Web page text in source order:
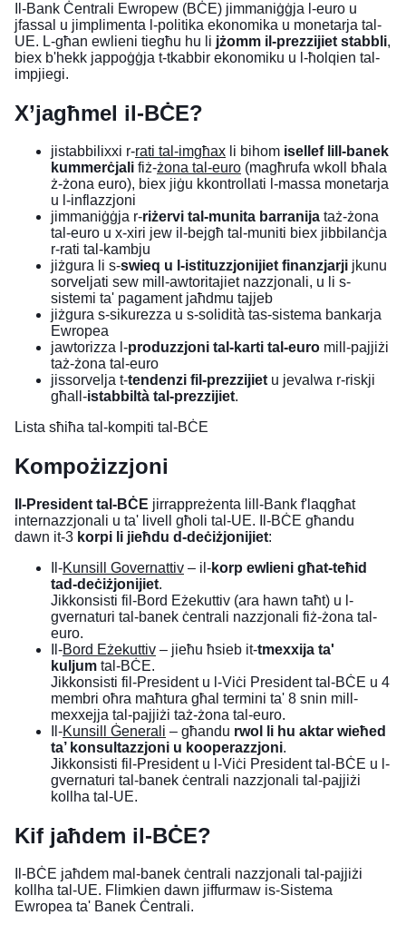
Il-Bank Ċentrali Ewropew (BĊE) jimmaniġġja l-euro u
jfassal u jimplimenta l-politika ekonomika u monetarja tal-
UE. L-għan ewlieni tiegħu hu li jżomm il-prezzijiet stabbli,
biex b'hekk jappoġġja t-tkabbir ekonomiku u l-ħolqien tal-
impjiegi.
X’jagħmel il-BĊE?
jistabbilixxi r-rati tal-imgħax li bihom isellef lill-banek
kummerċjali fiż-żona tal-euro (magħrufa wkoll bħala
ż-żona euro), biex jiġu kkontrollati l-massa monetarja
u l-inflazzjoni
jimmaniġġja r-riżervi tal-munita barranija taż-żona
tal-euro u x-xiri jew il-bejgħ tal-muniti biex jibbilanċja
r-rati tal-kambju
jiżgura li s-swieq u l-istituzzjonijiet finanzjarji jkunu
sorveljati sew mill-awtoritajiet nazzjonali, u li s-
sistemi ta' pagament jaħdmu tajjeb
jiżgura s-sikurezza u s-solidità tas-sistema bankarja
Ewropea
jawtorizza l-produzzjoni tal-karti tal-euro mill-pajjiżi
taż-żona tal-euro
jissorvelja t-tendenzi fil-prezzijiet u jevalwa r-riskji
għall-istabbiltà tal-prezzijiet.
Lista sħiħa tal-kompiti tal-BĊE
Kompożizzjoni
Il-President tal-BĊE jirrappreżenta lill-Bank f'laqgħat
internazzjonali u ta' livell għoli tal-UE. Il-BĊE għandu
dawn it-3 korpi li jieħdu d-deċiżjonijiet:
Il-Kunsill Governattiv – il-korp ewlieni għat-teħid
tad-deċiżjonijiet.
Jikkonsisti fil-Bord Eżekuttiv (ara hawn taħt) u l-
gvernaturi tal-banek ċentrali nazzjonali fiż-żona tal-
euro.
Il-Bord Eżekuttiv – jieħu ħsieb it-tmexxija ta'
kuljum tal-BĊE.
Jikkonsisti fil-President u l-Viċi President tal-BĊE u 4
membri oħra maħtura għal termini ta' 8 snin mill-
mexxejja tal-pajjiżi taż-żona tal-euro.
Il-Kunsill Ġenerali – għandu rwol li hu aktar wieħed
ta’ konsultazzjoni u kooperazzjoni.
Jikkonsisti fil-President u l-Viċi President tal-BĊE u l-
gvernaturi tal-banek ċentrali nazzjonali tal-pajjiżi
kollha tal-UE.
Kif jaħdem il-BĊE?
Il-BĊE jaħdem mal-banek ċentrali nazzjonali tal-pajjiżi
kollha tal-UE. Flimkien dawn jiffurmaw is-Sistema
Ewropea ta' Banek Ċentrali.